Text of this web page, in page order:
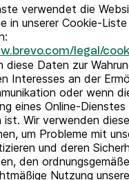
verwendet die
in unserer Cookie-Liste
legal/
diese Daten zur
Interesses an der
oder wenn
eines Online-
Wir verwenden diese
um Probleme mit
und deren
den
Nutzung